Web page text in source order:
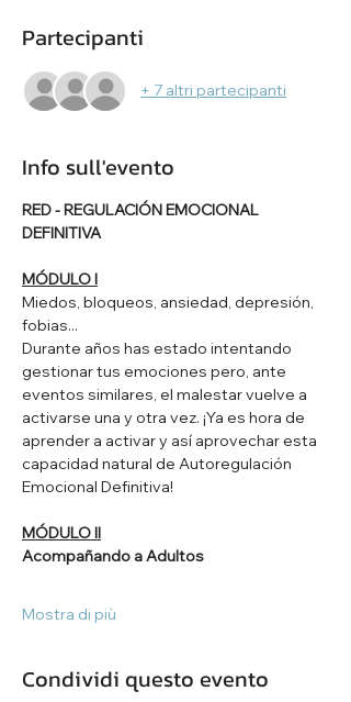
Partecipanti
+ 7 altri partecipanti
Info sull'evento
RED - REGULACIÓN EMOCIONAL
DEFINITIVA
MÓDULO I
Miedos, bloqueos, ansiedad, depresión,
fobias...
Durante años has estado intentando
gestionar tus emociones pero, ante
eventos similares, el malestar vuelve a
activarse una y otra vez. ¡Ya es hora de
aprender a activar y así aprovechar esta
capacidad natural de Autoregulación
Emocional Definitiva!
MÓDULO II
Acompañando a Adultos
Mostra di più
Condividi questo evento